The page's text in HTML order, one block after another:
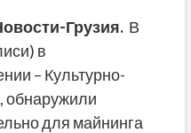
Грузия.В
в
– Культурно-
обнаружили
для майнинга